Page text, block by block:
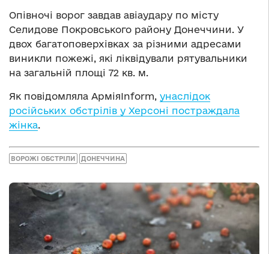
Опівночі ворог завдав авіаудару по місту
Селидове Покровського району Донеччини. У
двох багатоповерхівках за різними адресами
виникли пожежі, які ліквідували рятувальники
на загальній площі 72 кв. м.
Як повідомляла АрміяInform, унаслідок
російських обстрілів у Херсоні постраждала
жінка.
ВОРОЖІ ОБСТРІЛИ ДОНЕЧЧИНА